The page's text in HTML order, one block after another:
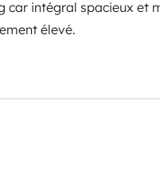
car intégral spacieux et
élevé.
vous permettront de
des commodités et